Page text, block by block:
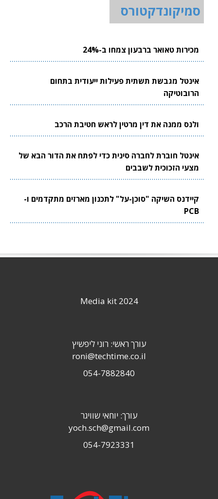
סמיקונדקטורס
מכירות טאואר ברבעון צמחו ב-24%
אינטל מגבשת תשתית פעילות ייעודית בתחום
הרובוטיקה
ולנס ממנה את דין מרטין לראש חטיבת הרכב
אינטל חוברת לחברה סינית כדי לפתח את הדור הבא של
מצעי הזכוכית לשבבים
קיידנס השיקה "סוכן-על" לתכנון מארזים מתקדמים ו-
PCB
Media kit 2024
עורך ראשי: רוני ליפשיץ
roni@techtime.co.il
054-7882840
עורך: יוחאי שוויגר
yoch.sch@gmail.com
054-7923331